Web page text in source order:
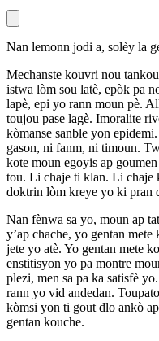
Nan lemonn jodi a, solèy la
Mechanste kouvri nou
istwa lòm sou latè, epòk pa
lapè, epi yo rann moun pè.
toujou pase lagè. Imoralite
kòmanse sanble yon
gason, ni fanm, ni timoun.
kote moun egoyis ap
tou. Li chaje ti klan. Li chaje
doktrin lòm kreye yo ki pran
Nan fènwa sa yo, moun ap
y’ap chache, yo gentan
jete yo atè. Yo gentan mete
enstitisyon yo pa montre
plezi, men sa pa ka satisfè
rann yo vid andedan.
kòmsi yon ti gout dlo ankò
gentan kouche.